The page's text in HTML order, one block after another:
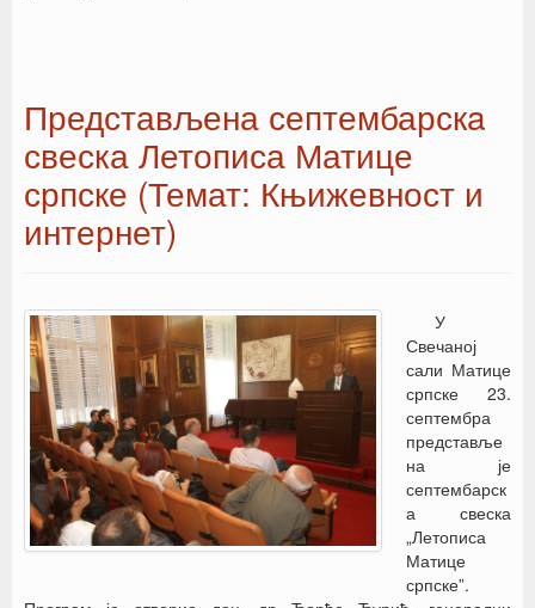
Представљена септембарскa
свеска Летописа Матице
српске (Темат: Књижевност и
интернет)
У
Свечаној
сали Матице
српске 23.
септембра
представље
на је
септембарск
а свеска
„Летописа
Матице
српске”.